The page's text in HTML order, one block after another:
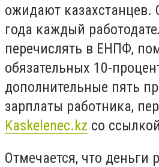
ожидают казахстанцев.
года каждый
перечислять в ЕНПФ,
обязательных 10-
дополнительные пять
зарплаты работника,
Kaskelenec.kz со
Отмечается, что деньги